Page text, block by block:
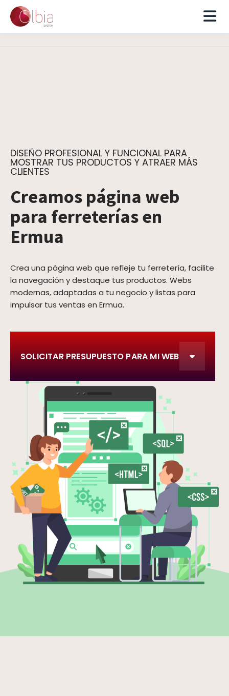
DISEÑO PROFESIONAL Y FUNCIONAL PARA
MOSTRAR TUS PRODUCTOS Y ATRAER MÁS
CLIENTES
Creamos página web
para ferreterías en
Ermua
Crea una página web que refleje tu ferretería, facilite
la navegación y destaque tus productos. Webs
modernas, adaptadas a tu negocio y listas para
impulsar tus ventas en Ermua.
SOLICITAR PRESUPUESTO PARA MI WEB